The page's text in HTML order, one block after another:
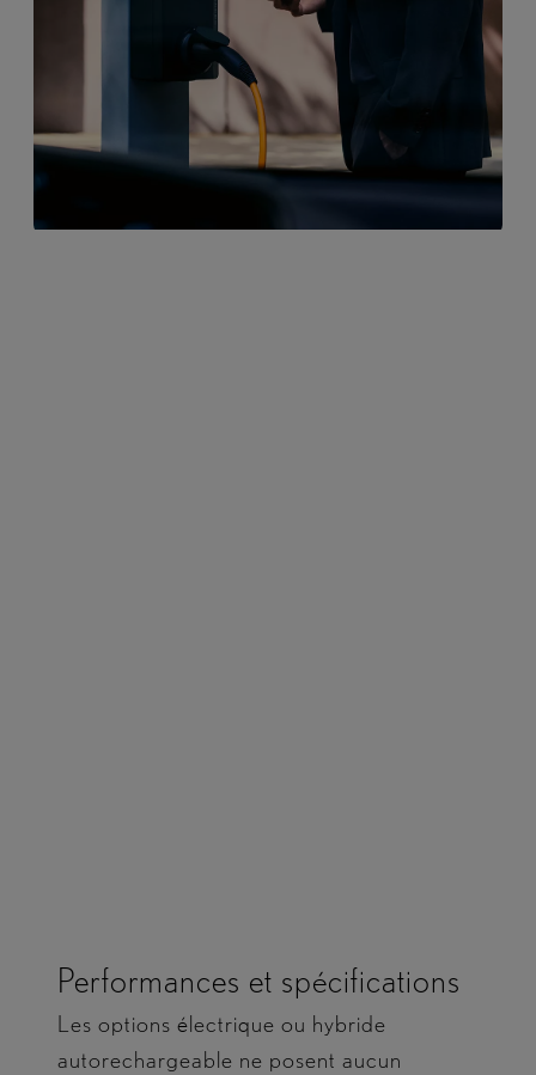
Performances et spécifications
Les options électrique ou hybride
autorechargeable ne posent aucun